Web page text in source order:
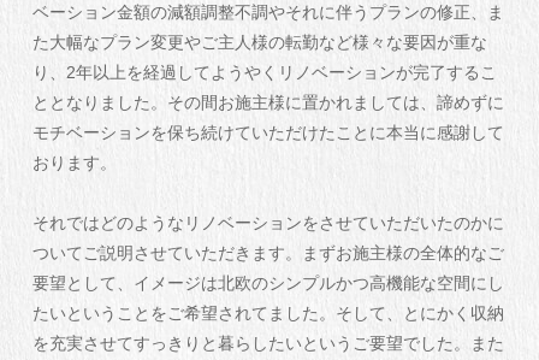
ベーション金額の減額調整不調やそれに伴うプランの修正、ま
た大幅なプラン変更やご主人様の転勤など様々な要因が重な
り、2年以上を経過してようやくリノベーションが完了するこ
ととなりました。その間お施主様に置かれましては、諦めずに
モチベーションを保ち続けていただけたことに本当に感謝して
おります。
それではどのようなリノベーションをさせていただいたのかに
ついてご説明させていただきます。まずお施主様の全体的なご
要望として、イメージは北欧のシンプルかつ高機能な空間にし
たいということをご希望されてました。そして、とにかく収納
を充実させてすっきりと暮らしたいというご要望でした。また